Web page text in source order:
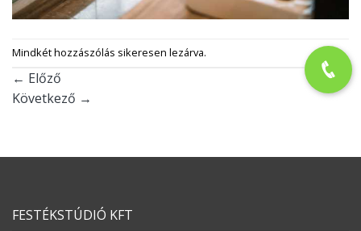
Mindkét hozzászólás sikeresen lezárva.
← Előző
Következő →
FESTÉKSTÚDIÓ KFT